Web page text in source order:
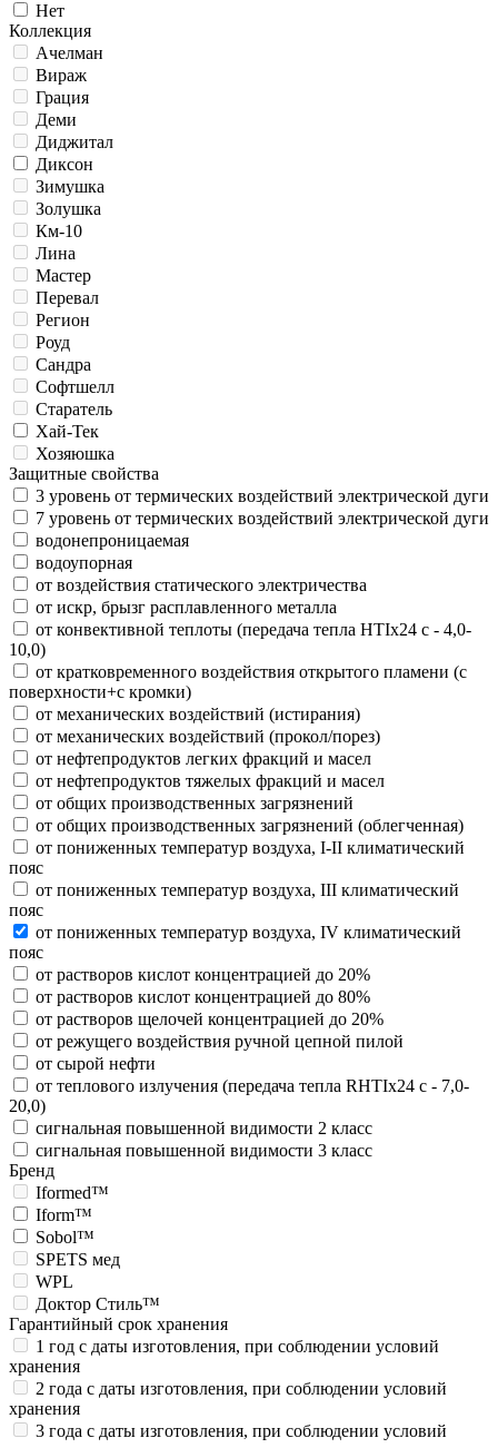
Нет
Коллекция
Ачелман
Вираж
Грация
Деми
Диджитал
Диксон
Зимушка
Золушка
Км-10
Лина
Мастер
Перевал
Регион
Роуд
Сандра
Софтшелл
Старатель
Хай-Тек
Хозяюшка
Защитные свойства
3 уровень от термических воздействий электрической дуги
7 уровень от термических воздействий электрической дуги
водонепроницаемая
водоупорная
от воздействия статического электричества
от искр, брызг расплавленного металла
от конвективной теплоты (передача тепла HTIx24 с - 4,0-
10,0)
от кратковременного воздействия открытого пламени (с
поверхности+с кромки)
от механических воздействий (истирания)
от механических воздействий (прокол/порез)
от нефтепродуктов легких фракций и масел
от нефтепродуктов тяжелых фракций и масел
от общих производственных загрязнений
от общих производственных загрязнений (облегченная)
от пониженных температур воздуха, I-II климатический
пояс
от пониженных температур воздуха, III климатический
пояс
от пониженных температур воздуха, IV климатический
пояс
от растворов кислот концентрацией до 20%
от растворов кислот концентрацией до 80%
от растворов щелочей концентрацией до 20%
от режущего воздействия ручной цепной пилой
от сырой нефти
от теплового излучения (передача тепла RHTIx24 с - 7,0-
20,0)
сигнальная повышенной видимости 2 класс
сигнальная повышенной видимости 3 класс
Бренд
Iformed™
Iform™
Sobol™
SPETS мед
WPL
Доктор Стиль™
Гарантийный срок хранения
1 год с даты изготовления, при соблюдении условий
хранения
2 года с даты изготовления, при соблюдении условий
хранения
3 года с даты изготовления, при соблюдении условий